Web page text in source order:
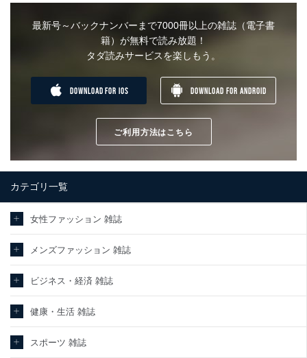
外部からの不正アクセス等の防止
個人データを取り扱う機器等のオペレーティングシステムを最
新の状態に保持しています。
等を導入し、自動更新 機能等の活用により、これを最新状態
としています。
情報システムの使用に伴う漏洩等の防止
メール等により個人データの含まれるファイルを送信する場合
当社は、内部監査及びマネジメントレビューの機会を通じて、個人
情報保護マネジメントシステムを継続的に改善し、常に最良の状態
を維持します。
苦情及び相談受付け窓口
適切、かつ迅速に対応させていただきます。
株式会社富士山マガジンサービス 個人情報問い合わせ係
e-mail：cs@fujisan.co.jp
最新号～バックナンバーまで7000冊以上の雑誌（電子書
籍）が無料で読み放題！
タダ読みサービスを楽しもう。
DOWNLOAD FOR IOS DOWNLOAD FOR ANDROID
ご利用方法はこちら
カテゴリ一覧
女性ファッション 雑誌
メンズファッション 雑誌
ビジネス・経済 雑誌
健康・生活 雑誌
スポーツ 雑誌